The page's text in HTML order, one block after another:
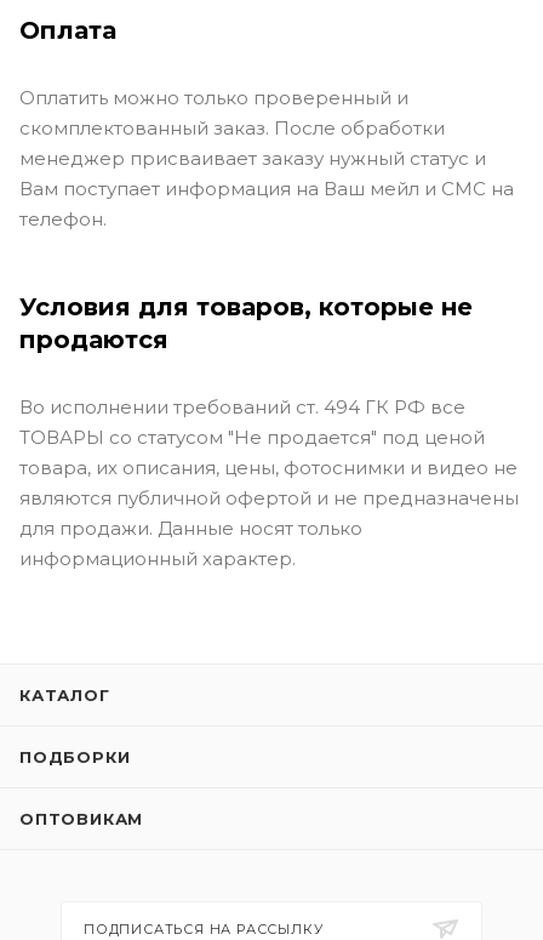
Оплата
Оплатить можно только проверенный и
скомплектованный заказ. После обработки
менеджер присваивает заказу нужный статус и
Вам поступает информация на Ваш мейл и СМС на
телефон.
Условия для товаров, которые не
продаются
Во исполнении требований ст. 494 ГК РФ все
ТОВАРЫ со статусом "Не продается" под ценой
товара, их описания, цены, фотоснимки и видео не
являются публичной офертой и не предназначены
для продажи. Данные носят только
информационный характер.
КАТАЛОГ
ПОДБОРКИ
ОПТОВИКАМ
ПОДПИСАТЬСЯ НА РАССЫЛКУ